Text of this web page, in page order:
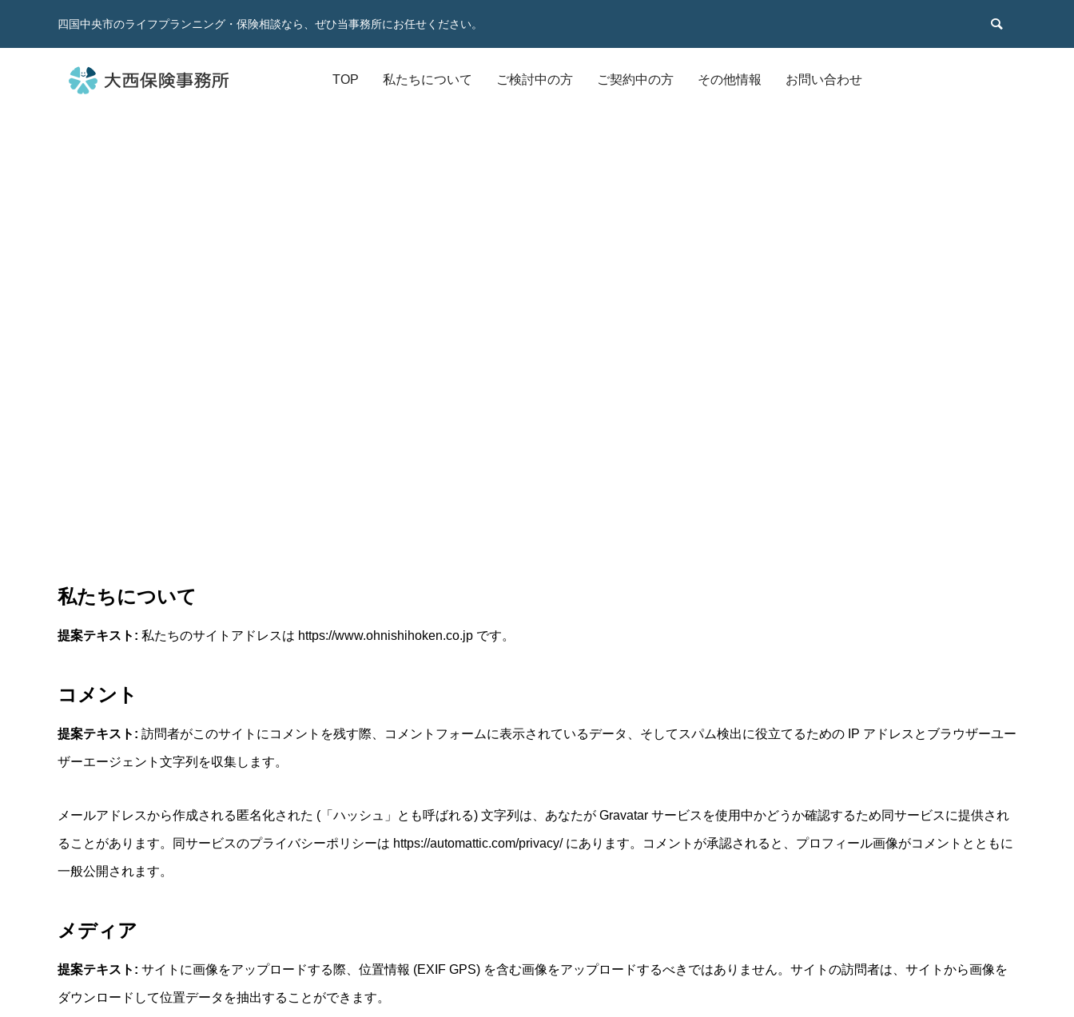
四国中央市のライフプランニング・保険相談なら、ぜひ当事務所にお任せください。
TOP 私たちについて ご検討中の方 ご契約中の方 その他情報 お問い合わせ
私たちについて
提案テキスト: 私たちのサイトアドレスは https://www.ohnishihoken.co.jp です。
コメント
提案テキスト: 訪問者がこのサイトにコメントを残す際、コメントフォームに表示されているデータ、そしてスパム検出に役立てるための IP アドレスとブラウザーユー
ザーエージェント文字列を収集します。
メールアドレスから作成される匿名化された (「ハッシュ」とも呼ばれる) 文字列は、あなたが Gravatar サービスを使用中かどうか確認するため同サービスに提供され
ることがあります。同サービスのプライバシーポリシーは https://automattic.com/privacy/ にあります。コメントが承認されると、プロフィール画像がコメントとともに
一般公開されます。
メディア
提案テキスト: サイトに画像をアップロードする際、位置情報 (EXIF GPS) を含む画像をアップロードするべきではありません。サイトの訪問者は、サイトから画像を
ダウンロードして位置データを抽出することができます。